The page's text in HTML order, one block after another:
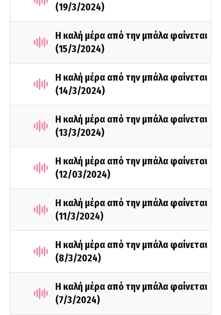
(19/3/2024)
Η καλή μέρα από την μπάλα φαίνεται
(15/3/2024)
Η καλή μέρα από την μπάλα φαίνεται
(14/3/2024)
Η καλή μέρα από την μπάλα φαίνεται
(13/3/2024)
Η καλή μέρα από την μπάλα φαίνεται
(12/03/2024)
Η καλή μέρα από την μπάλα φαίνεται
(11/3/2024)
Η καλή μέρα από την μπάλα φαίνεται
(8/3/2024)
Η καλή μέρα από την μπάλα φαίνεται
(7/3/2024)